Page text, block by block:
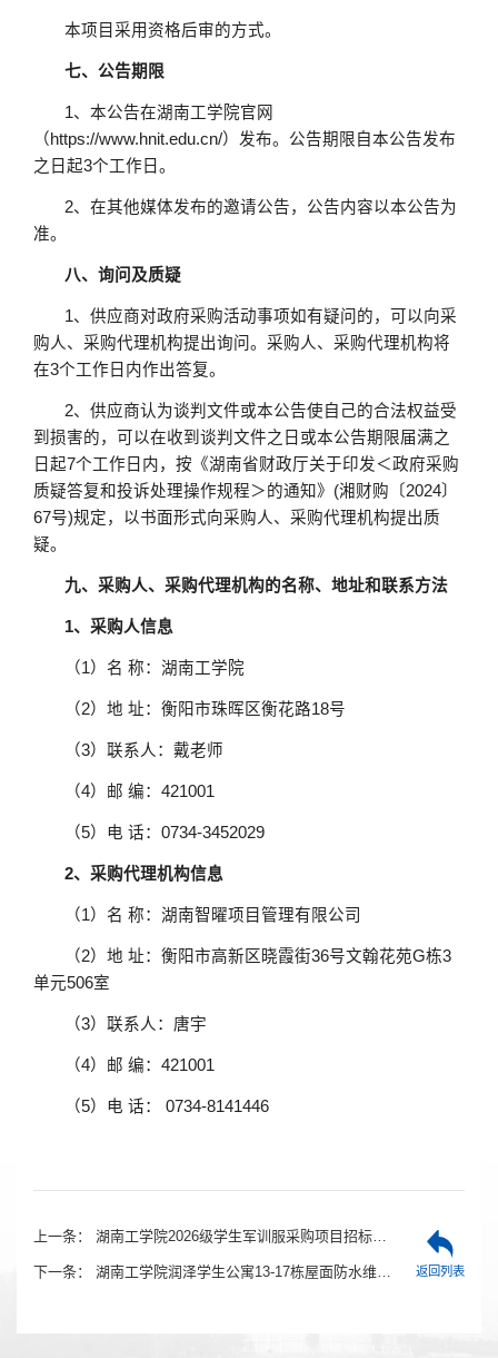
本项目采用资格后审的方式。
七、公告期限
1、本公告在湖南工学院官网
（ https://www.hnit.edu.cn/） 发布。公告期限自本公告发布
之日起3个工作日。
2、在其他媒体发布的邀请公告，公告内容以本公告为
准。
八、询问及质疑
1、供应商对政府采购活动事项如有疑问的，可以向采
购人、采购代理机构提出询问。采购人、采购代理机构将
在3个工作日内作出答复。
2、供应商认为谈判文件或本公告使自己的合法权益受
到损害的，可以在收到谈判文件之日或本公告期限届满之
日起7个工作日内，按《湖南省财政厅关于印发＜政府采购
质疑答复和投诉处理操作规程＞的通知》(湘财购〔2024〕
67号)规定，以书面形式向采购人、采购代理机构提出质
疑。
九、采购人、采购代理机构的名称、地址和联系方法
1、采购人信息
（1）名 称：湖南工学院
（2）地 址：衡阳市珠晖区衡花路18号
（3）联系人：戴老师
（4）邮 编：421001
（5）电 话：0734-3452029
2、采购代理机构信息
（1）名 称：湖南智曜项目管理有限公司
（2）地 址：衡阳市高新区晓霞街36号文翰花苑G栋3
单元506室
（3）联系人：唐宇
（4）邮 编：421001
（5）电 话： 0734-8141446
上一条： 湖南工学院2026级学生军训服采购项目招标公告
下一条： 湖南工学院润泽学生公寓13-17栋屋面防水维修项目竞争性磋商公告 返回列表